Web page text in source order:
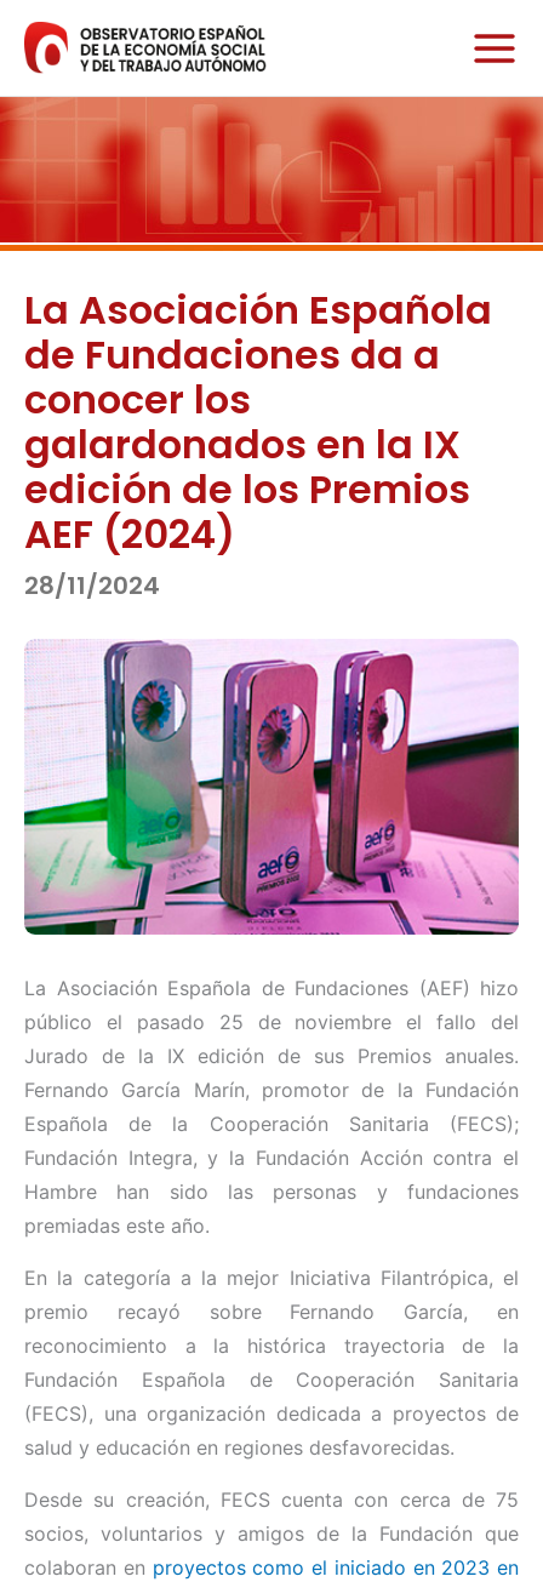
contenido
La Asociación Española
de Fundaciones da a
conocer los
galardonados en la IX
edición de los Premios
AEF (2024)
28/11/2024
La Asociación Española de Fundaciones (AEF) hizo
público el pasado 25 de noviembre el fallo del
Jurado de la IX edición de sus Premios anuales.
Fernando García Marín, promotor de la Fundación
Española de la Cooperación Sanitaria (FECS);
Fundación Integra, y la Fundación Acción contra el
Hambre han sido las personas y fundaciones
premiadas este año.
En la categoría a la mejor Iniciativa Filantrópica, el
premio recayó sobre Fernando García, en
reconocimiento a la histórica trayectoria de la
Fundación Española de Cooperación Sanitaria
(FECS), una organización dedicada a proyectos de
salud y educación en regiones desfavorecidas.
Desde su creación, FECS cuenta con cerca de 75
socios, voluntarios y amigos de la Fundación que
colaboran en proyectos como el iniciado en 2023 en